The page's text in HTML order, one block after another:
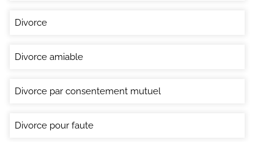
Divorce
Divorce amiable
Divorce par consentement mutuel
Divorce pour faute